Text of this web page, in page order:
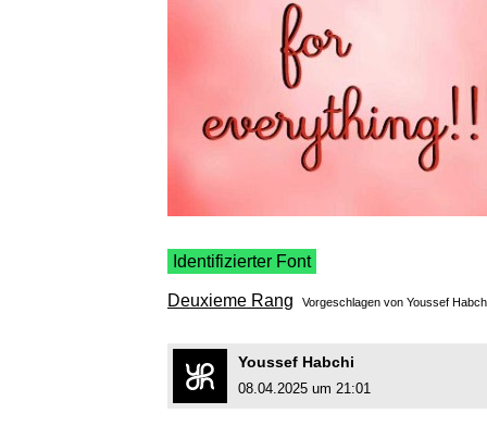
Identifizierter Font
Deuxieme Rang Vorgeschlagen von Youssef
Youssef Habchi
08.04.2025 um 21:01